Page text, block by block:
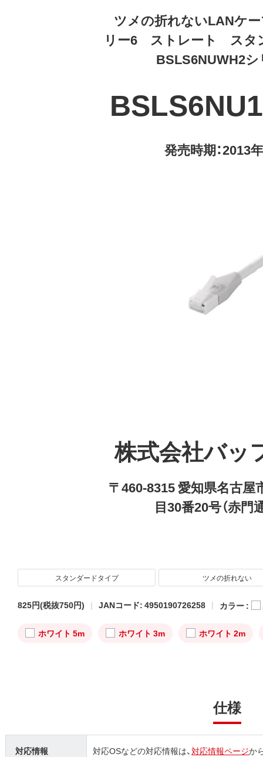
ツメの折れないLANケ
リー6 ストレート スタ
BSLS6NUWH2
発売時期：2013
株式会社バッ
〒460-8315 愛知県名古屋
目30番20号（赤門
スタンダードタイプ ツメの折れない
825円(税抜750円) JANコード: 4950190726258 カラー :
ホワイト 5m ホワイト 3m ホワイト 2m
仕様
対応情報 対応OSなどの対応情報は、対応情報ページか